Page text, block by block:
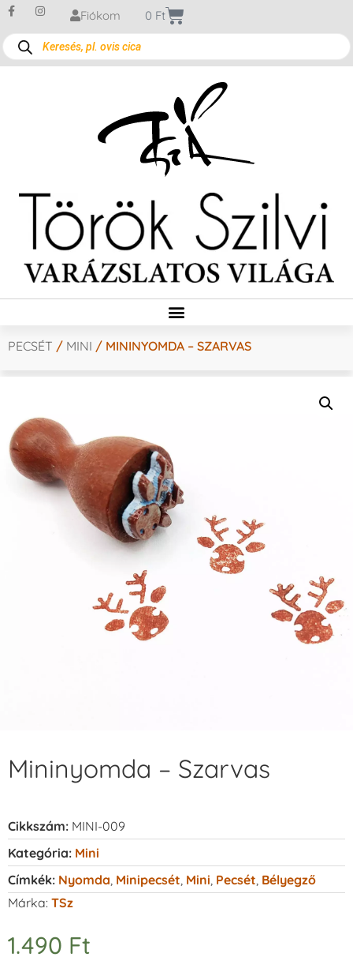
Fiókom 0 Ft
PECSÉT / MINI / MININYOMDA – SZARVAS
Mininyomda – Szarvas
Cikkszám: MINI-009
Kategória: Mini
Címkék: Nyomda Minipecsét Mini Pecsét Bélyegző
Márka: TSz
1.490 Ft